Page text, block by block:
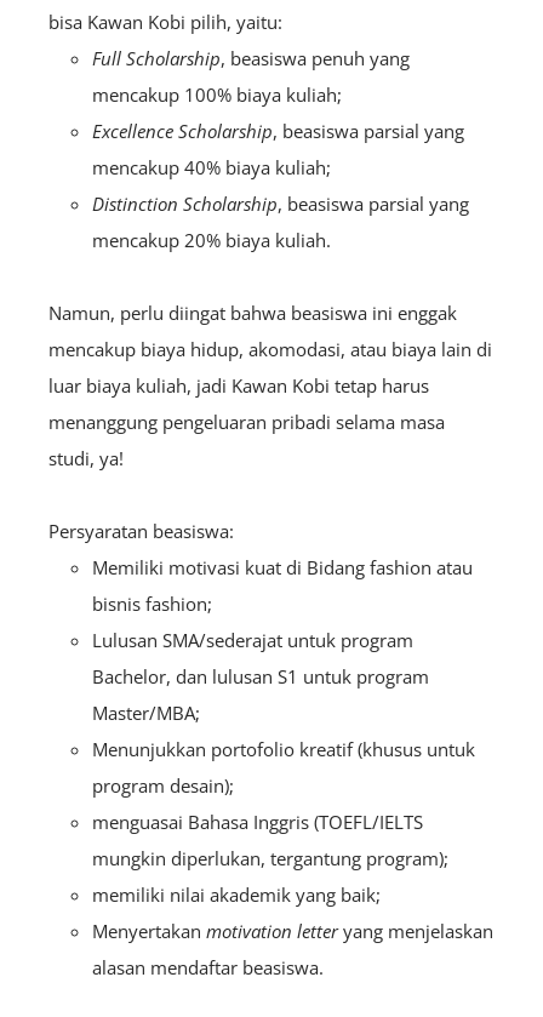
bisa Kawan Kobi pilih, yaitu:
Full Scholarship, beasiswa penuh yang
mencakup 100% biaya kuliah;
Excellence Scholarship, beasiswa parsial yang
mencakup 40% biaya kuliah;
Distinction Scholarship, beasiswa parsial yang
mencakup 20% biaya kuliah.
Namun, perlu diingat bahwa beasiswa ini enggak
mencakup biaya hidup, akomodasi, atau biaya lain di
luar biaya kuliah, jadi Kawan Kobi tetap harus
menanggung pengeluaran pribadi selama masa
studi, ya!
Persyaratan beasiswa:
Memiliki motivasi kuat di Bidang fashion atau
bisnis fashion;
Lulusan SMA/sederajat untuk program
Bachelor, dan lulusan S1 untuk program
Master/MBA;
Menunjukkan portofolio kreatif (khusus untuk
program desain);
menguasai Bahasa Inggris (TOEFL/IELTS
mungkin diperlukan, tergantung program);
memiliki nilai akademik yang baik;
Menyertakan motivation letteryang menjelaskan
alasan mendaftar beasiswa.